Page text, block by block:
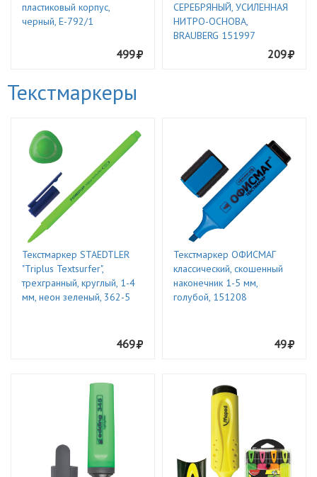
пластиковый корпус,
черный, E-792/1
499
СЕРЕБРЯНЫЙ, УСИЛЕННАЯ
НИТРО-ОСНОВА,
BRAUBERG 151997
209
Текстмаркеры
Текстмаркер STAEDTLER
"Triplus Textsurfer",
трехгранный, круглый, 1-4
мм, неон зеленый, 362-5
469
Текстмаркер ОФИСМАГ
классический, скошенный
наконечник 1-5 мм,
голубой, 151208
49